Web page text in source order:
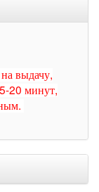
выдачу,
20 минут,